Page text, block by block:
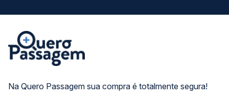
Na Quero Passagem sua compra é totalmente segura!